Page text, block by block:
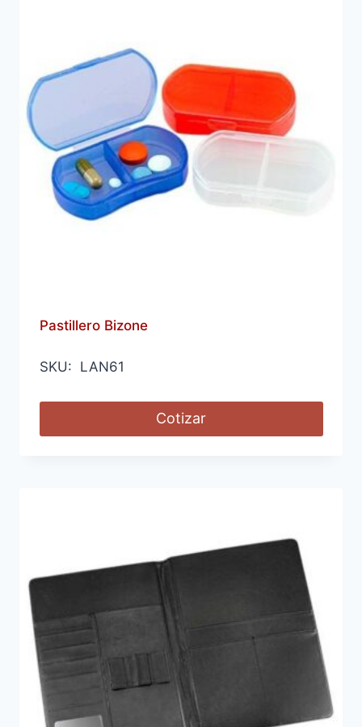
Pastillero Bizone
SKU: LAN61
Cotizar